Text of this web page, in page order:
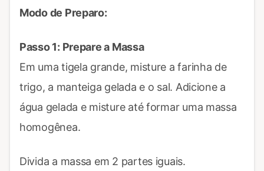
Modo de Preparo:
Passo 1: Prepare a Massa
Em uma tigela grande, misture a farinha de
trigo, a manteiga gelada e o sal. Adicione a
água gelada e misture até formar uma massa
homogênea.
Divida a massa em 2 partes iguais.